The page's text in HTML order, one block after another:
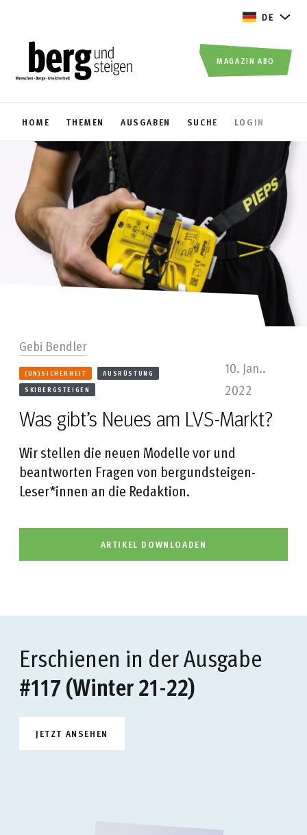
DE
HOME THEMEN AUSGABEN SUCHE LOGIN
MAGAZIN ABO
Was gibt’s Neues am LVS-Markt?
(UN)SICHERHEIT
AUSRÜSTUNG
SKIBERGSTEIGEN
10. Jan..
2022
Gebi Bendler
Wir stellen die neuen Modelle vor und
beantworten Fragen von bergundsteigen-
Leser*innen an die Redaktion.
ARTIKEL DOWNLOADEN
Erschienen in der Ausgabe
#117 (Winter 21-22)
JETZT ANSEHEN